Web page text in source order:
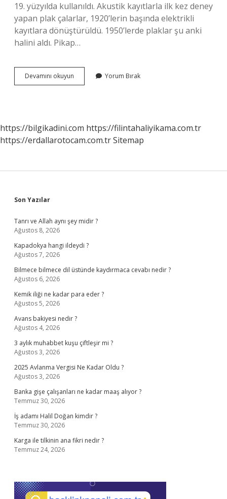
19. yüzyılda kullanıldı. Akustik kayıtlarla ilk kez deney
yapan plak çalarlar, 1920’lerin başında elektrikli
kayıtlara dönüştürüldü. 1950’lerde plaklar şu anki
halini aldı. Pikap…
Devamını okuyun
Iyi
Yorum Bırak
https://bilgikadini.com https://filintahaliyikama.com.tr
https://erdallarotocam.com.trSitemap
Sidebar
Son Yazılar
Tanrı ve Allah aynı şey midir ?
Ağustos 8, 2026
Kapadokya hangi ildeydi ?
Ağustos 7, 2026
Bilmece bilmece dil üstünde kaydırmaca cevabı nedir ?
Ağustos 6, 2026
Kemik iliği ne kadar para eder ?
Ağustos 5, 2026
Avans bakiyesi nedir ?
Ağustos 4, 2026
3 aylık muhabbet kuşu çiftleşir mi ?
Ağustos 3, 2026
2025 Avlanma Vergisi Ne Kadar Oldu ?
Ağustos 3, 2026
Banka gişe çalışanları ne kadar maaş alıyor ?
Temmuz 30, 2026
İş adamı Halil Doğan kimdir ?
Temmuz 30, 2026
Karga ile tilkinin ana fikri nedir ?
Temmuz 24, 2026